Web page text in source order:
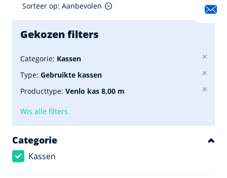
Sorteer op: Aanbevolen
Gekozen filters
Categorie: Kassen
Type: Gebruikte kassen
Producttype: Venlo kas 8,00 m
Wis alle filters
Categorie
Kassen